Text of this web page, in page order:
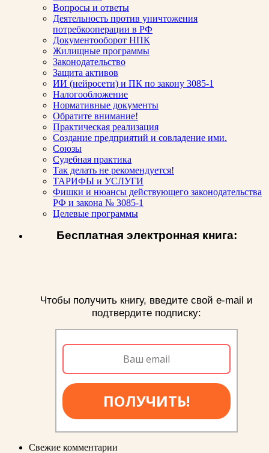
Вопросы и ответы
Деятельность против уничтожения
потребкооперации в РФ
Документооборот НПК
Жилищные программы
Законодательство
Защита активов
ИИ (нейросети) и ПК по закону 3085-1
Налогообложение
Нормативные документы
Обратите внимание!
Практическая реализация
Создание предприятий и совладение ими.
Союзы
Судебная практика
Так делать не рекомендуется!
ТАРИФЫ и УСЛУГИ
Фишки и нюансы действующего законодательства
РФ и закона № 3085-1
Целевые программы
Бесплатная электронная книга:
Чтобы получить книгу, введите свой e-mail и
подтвердите подписку:
ПОЛУЧИТЬ!
Свежие комментарии